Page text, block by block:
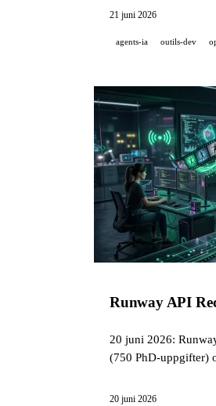
21 juni 2026
agents-ia outils-dev
Runway API
20 juni 2026:
(750 PhD-uppgifter)
20 juni 2026